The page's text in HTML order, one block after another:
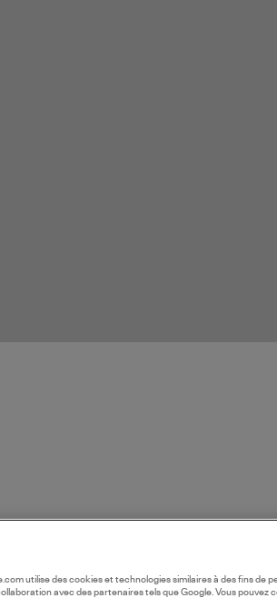
utilise des cookies et technologies similaires à des fins de
avec des partenaires tels que Google. Vous pouvez